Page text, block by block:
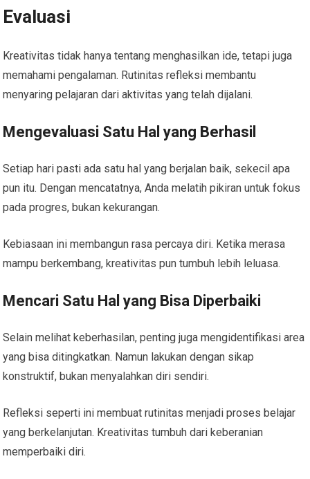
Evaluasi
Kreativitas tidak hanya tentang menghasilkan ide, tetapi juga
memahami pengalaman. Rutinitas refleksi membantu
menyaring pelajaran dari aktivitas yang telah dijalani.
Mengevaluasi Satu Hal yang Berhasil
Setiap hari pasti ada satu hal yang berjalan baik, sekecil apa
pun itu. Dengan mencatatnya, Anda melatih pikiran untuk fokus
pada progres, bukan kekurangan.
Kebiasaan ini membangun rasa percaya diri. Ketika merasa
mampu berkembang, kreativitas pun tumbuh lebih leluasa.
Mencari Satu Hal yang Bisa Diperbaiki
Selain melihat keberhasilan, penting juga mengidentifikasi area
yang bisa ditingkatkan. Namun lakukan dengan sikap
konstruktif, bukan menyalahkan diri sendiri.
Refleksi seperti ini membuat rutinitas menjadi proses belajar
yang berkelanjutan. Kreativitas tumbuh dari keberanian
memperbaiki diri.